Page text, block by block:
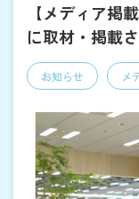
【メディア掲
に取材・掲載
お知らせ メ